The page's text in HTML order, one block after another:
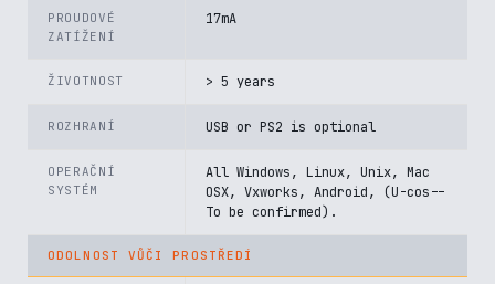
PROUDOVÉ
ZATÍŽENÍ
17mA
ŽIVOTNOST > 5 years
ROZHRANÍ USB or PS2 is optional
OPERAČNÍ
SYSTÉM
All Windows, Linux, Unix, Mac
OSX, Vxworks, Android, (U-cos--
To be confirmed).
ODOLNOST VŮČI PROSTŘEDÍ